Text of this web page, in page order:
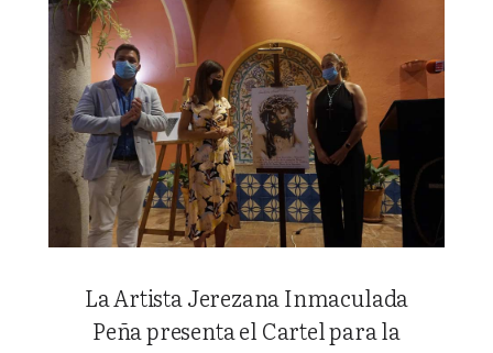
La Artista Jerezana Inmaculada
Peña presenta el Cartel para la